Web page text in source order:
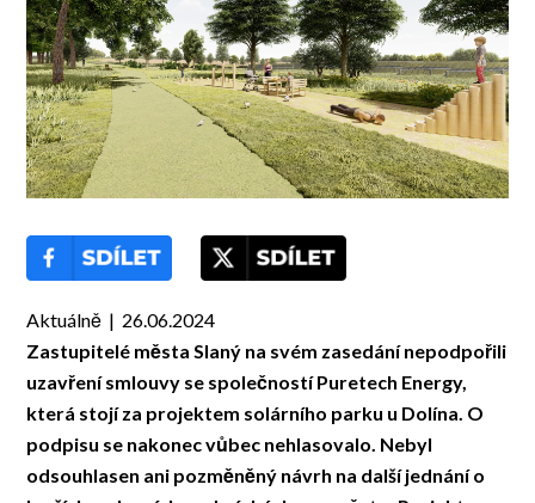
Aktuálně | 26.06.2024
Zastupitelé města Slaný na svém zasedání nepodpořili
uzavření smlouvy se společností Puretech Energy,
která stojí za projektem solárního parku u Dolína. O
podpisu se nakonec vůbec nehlasovalo. Nebyl
odsouhlasen ani pozměněný návrh na další jednání o